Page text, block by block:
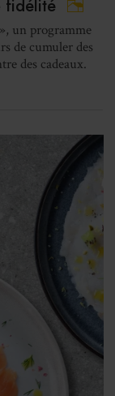
fidélité
un programme
de cumuler des
des cadeaux.